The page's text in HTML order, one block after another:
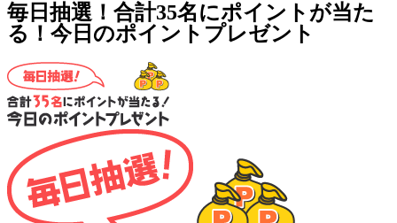
毎日抽選！合計35名にポイントが当た
る！今日のポイントプレゼント